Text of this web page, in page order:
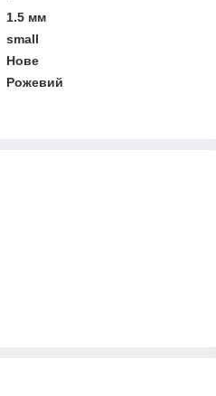
1.5 мм
small
Нове
Рожевий